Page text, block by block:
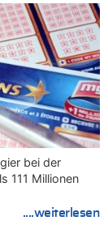
bei der
111 Millionen
....weiterlesen